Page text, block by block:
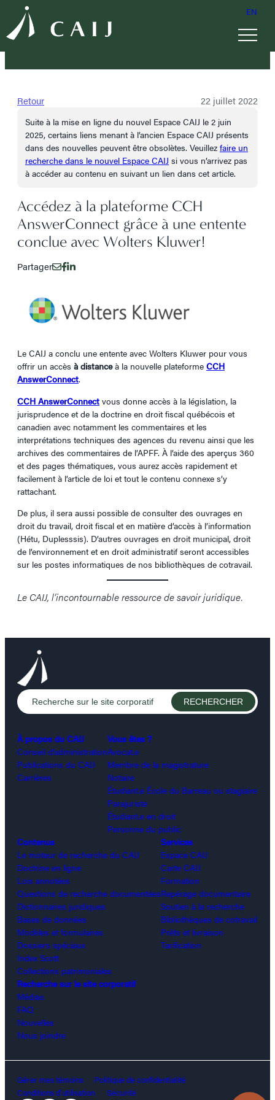
EN
Retour 22 juillet 2022
Suite à la mise en ligne du nouvel Espace CAIJ le 2 juin
2025, certains liens menant à l’ancien Espace CAIJ présents
dans des nouvelles peuvent être obsolètes. Veuillez faire un
recherche dans le nouvel Espace CAIJ si vous n’arrivez pas
à accéder au contenu en suivant un lien dans cet article.
Accédez à la plateforme CCH
AnswerConnect grâce à une entente
conclue avec Wolters Kluwer!
Partager
Le CAIJ a conclu une entente avec Wolters Kluwer pour vous
offrir un accès à distanceà la nouvelle plateforme CCH
AnswerConnect.
CCH AnswerConnect vous donne accès à la législation, la
jurisprudence et de la doctrine en droit fiscal québécois et
canadien avec notamment les commentaires et les
interprétations techniques des agences du revenu ainsi que les
archives des commentaires de l’APFF. À l’aide des aperçus 360
et des pages thématiques, vous aurez accès rapidement et
facilement à l’article de loi et tout le contenu connexe s’y
rattachant.
De plus, il sera aussi possible de consulter des ouvrages en
droit du travail, droit fiscal et en matière d’accès à l’information
(Hétu, Duplesssis). D’autres ouvrages en droit municipal, droit
de l’environnement et en droit administratif seront accessibles
sur les postes informatiques de nos bibliothèques de cotravail.
Le CAIJ, l’incontournable ressource de savoir juridique.
À propos du CAIJ
Conseil d’administration
Publications du CAIJ
Carrières
Vous êtes ?
Avocat.e
Membre de la magistrature
Notaire
Étudiant.e École du Barreau ou stagiaire
Parajuriste
Étudiant.e en droit
Personne du public
Contenus
Le moteur de recherche du CAIJ
Doctrine en ligne
Lois annotées
Questions de recherche documentées
Dictionnaires juridiques
Bases de données
Modèles et formulaires
Dossiers spéciaux
Index Scott
Collections patrimoniales
Services
Espace CAIJ
Carte CAIJ
Formation
Repérage documentaire
Soutien à la recherche
Bibliothèques de cotravail
Prêts et livraison
Tarification
Recherche sur le site corporatif
Médias
FAQ
Nouvelles
Nous joindre
Gérer mes témoins
Politique de confidentialité
Conditions d’utilisation
Sécurité